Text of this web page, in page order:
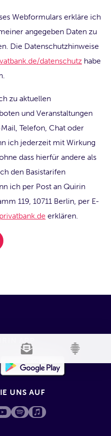
Webformulars erkläre ich
angegeben Daten zu
Die Datenschutzhinweise
datenschutz habe
zu aktuellen
und Veranstaltungen
Telefon, Chat oder
ich jederzeit mit Wirkung
dass hierfür andere als
den Basistarifen
ich per Post an Quirin
119, 10711 Berlin, per E-
erklären.
APP
UNS AUF